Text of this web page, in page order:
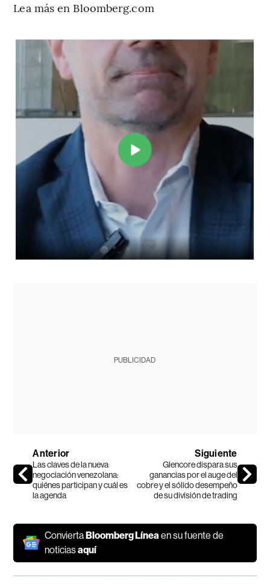
Lea más en Bloomberg.com
PUBLICIDAD
Anterior
Las claves de la nueva
negociación venezolana:
quiénes participan y cuál es
la agenda
Siguiente
Glencore dispara sus
ganancias por el auge del
cobre y el sólido desempeño
de su división de trading
ConviertaBloomberg Línea en su fuente de
noticiasaquí